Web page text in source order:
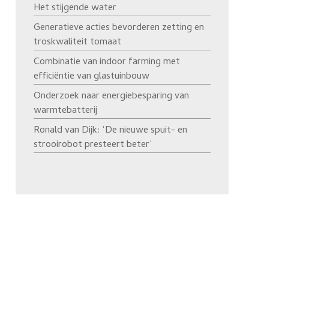
Het stijgende water
Generatieve acties bevorderen zetting en
troskwaliteit tomaat
Combinatie van indoor farming met
efficiëntie van glastuinbouw
Onderzoek naar energiebesparing van
warmtebatterij
Ronald van Dijk: ‘De nieuwe spuit- en
strooirobot presteert beter’